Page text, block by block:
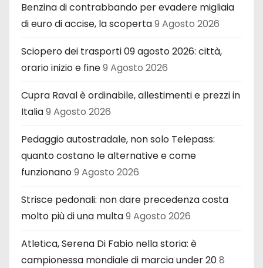
Benzina di contrabbando per evadere migliaia
di euro di accise, la scoperta9 Agosto 2026
Sciopero dei trasporti 09 agosto 2026: città,
orario inizio e fine9 Agosto 2026
Cupra Raval è ordinabile, allestimenti e prezzi in
Italia9 Agosto 2026
Pedaggio autostradale, non solo Telepass:
quanto costano le alternative e come
funzionano9 Agosto 2026
Strisce pedonali: non dare precedenza costa
molto più di una multa9 Agosto 2026
Atletica, Serena Di Fabio nella storia: è
campionessa mondiale di marcia under 208